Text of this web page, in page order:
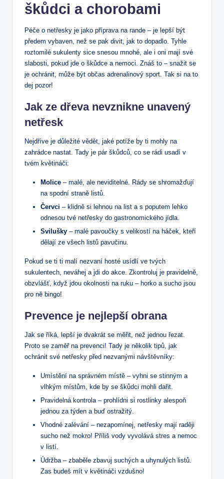
škůdci a chorobami
Péče o netřesky je jako příprava na rande – je lepší být
předem vybaven, než se pak divit, jak to dopadlo. Tyhle
roztomilé sukulenty sice snesou mnohé, ale i oni mají své
slabosti, pokud jde o škůdce a nemoci. Znáš to – snažit se
je ochránit, může být občas adrenalinový sport. Tak si na to
dej pozor!
Jak ze dřeva nevznikne unavený
netřesk
Nejdříve je důležité vědět, jaké potíže by ti mohly na
zahrádce nastat. Tady je pár škůdců, co se rádi usadí v
tvém květináči:
Molice – malé, ale neviditelné. Rády se shromažďují
na spodní straně listů.
Červci – klidně si lehnou na list a s poputem lehko
odnesou tvé netřesky do gastronomického jídla.
Svilušky – malé pavoučky s velikostí na háček, kteří
dělají ze všech listů pavučinu.
Pokud se ti ti malí nezvaní hosté usídlí ve tvých
sukulentech, neváhej a jdi do akce. Zkontroluj je pravidelně,
obzvlášť, když jdou okolnosti na ruku – horko a sucho jsou
pro ně bingo!
Prevence je nejlepší obrana
Jak se říká, lepší je dvakrát se měřit, než jednou řezat.
Proto se zaměř na prevenci! Tady je několik tipů, jak
ochránit své netřesky před nezvanými návštěvníky:
Umístění na správném místě – vyhni se stinným a
vlhkým místům, kde by se škůdci mohli dařit.
Pravidelná kontrola – prohlídni si rostlinky alespoň
jednou za týden a buď ostražitý.
Vhodné zalévání – nezapomínej, netřesky mají raději
sucho než mokro! Příliš vody vyvolává stres a nemoc
v listí.
Údržba – zbaběle zbavuj suchých a uhynulých listů.
Zas budeš mít v květináči vzdušno!